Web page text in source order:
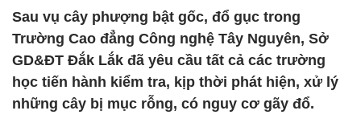
Sau vụ cây phượng bật gốc, đổ gục trong
Trường Cao đẳng Công nghệ Tây Nguyên, Sở
GD&ĐT Đắk Lắk đã yêu cầu tất cả các trường
học tiến hành kiểm tra, kịp thời phát hiện, xử lý
những cây bị mục rỗng, có nguy cơ gãy đổ.